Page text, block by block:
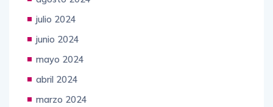
julio 2024
junio 2024
mayo 2024
abril 2024
marzo 2024